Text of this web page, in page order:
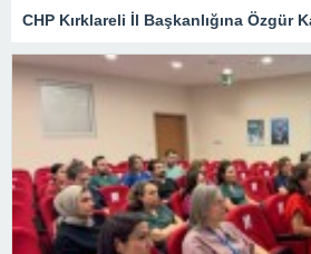
CHP Kırklareli İl Başkanlığına Özgür